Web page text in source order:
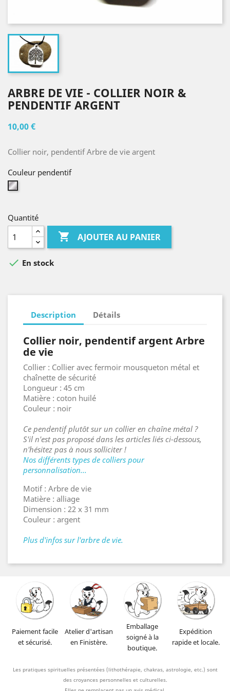
ARBRE DE VIE - COLLIER NOIR &
PENDENTIF ARGENT
10,00 €
Collier noir, pendentif Arbre de vie argent
Couleur pendentif
Argent
Quantité
 AJOUTER AU PANIER
 En stock
Description Détails
Collier noir, pendentif argent Arbre
de vie
Collier : Collier avec fermoir mousqueton métal et
chaînette de sécurité
Longueur : 45 cm
Matière : coton huilé
Couleur : noir
Ce pendentif plutôt sur un collier en chaîne métal ?
S'il n'est pas proposé dans les articles liés ci-dessous,
n'hésitez pas à nous solliciter !
Nos différents types de colliers pour
personnalisation...
Motif : Arbre de vie
Matière : alliage
Dimension : 22 x 31 mm
Couleur : argent
Plus d'infos sur l'arbre de vie.
Paiement facile
et sécurisé.
Atelier d'artisan
en Finistère.
Emballage
soigné à la
boutique.
Expédition
rapide et locale.
Les pratiques spirituelles présentées (lithothérapie, chakras, astrologie, etc.) sont
des croyances personnelles et culturelles.